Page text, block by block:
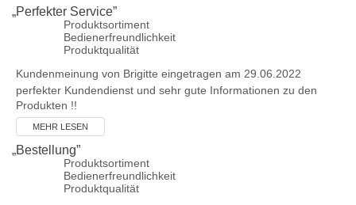
„Perfekter Service”
Produktsortiment
Bedienerfreundlichkeit
Produktqualität
Kundenmeinung von Brigitte eingetragen am 29.06.2022
perfekter Kundendienst und sehr gute Informationen zu den
Produkten !!
MEHR LESEN
„Bestellung”
Produktsortiment
Bedienerfreundlichkeit
Produktqualität